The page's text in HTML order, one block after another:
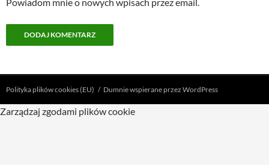
Polityka plików cookies (EU) Dumnie wspierane przez WordPress
Zarządzaj zgodami plików cookie